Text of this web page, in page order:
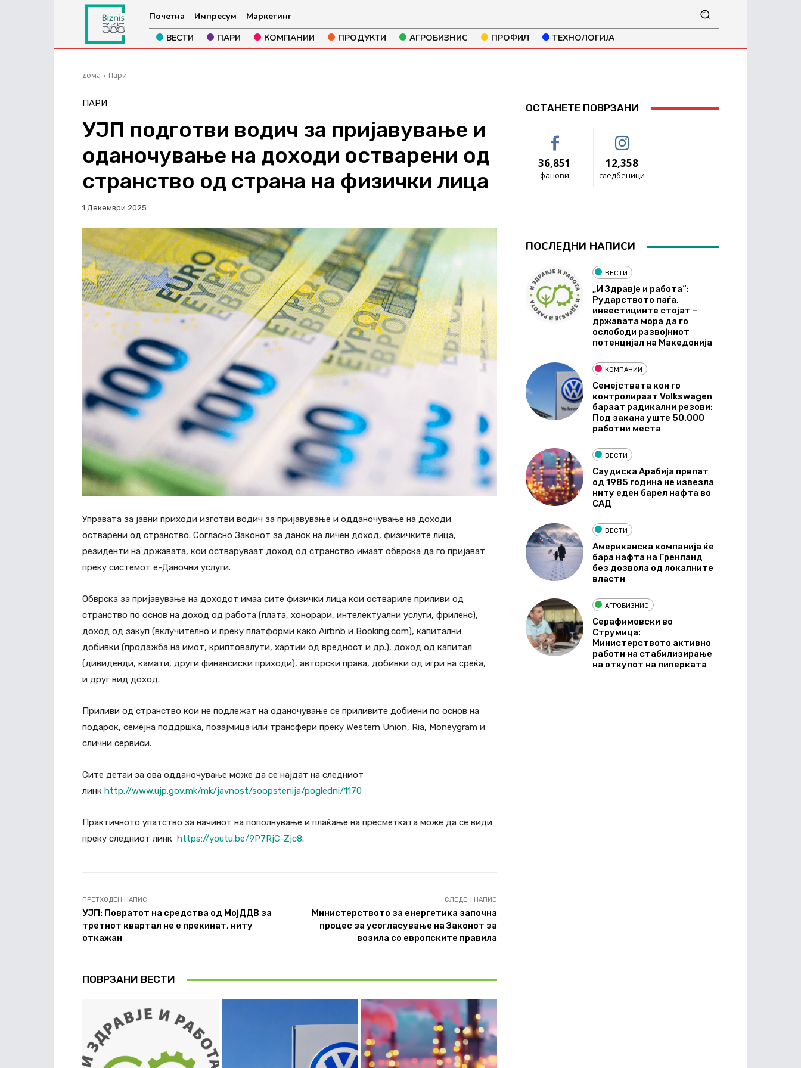
Почетна Импресум
Маркетинг
ВЕСТИ
ПАРИ КОМПАНИИ ПРОДУКТИ АГРОБИЗНИС ПРОФИЛ ТЕХНОЛОГИЈА
дома Пари
ПАРИ
УЈП подготви водич за пријавување и
оданочување на доходи остварени од
странство од страна на физички лица
1 Декември 2025
Управата за јавни приходи изготви водич за пријавување и одданочување на доходи
остварени од странство. Согласно Законот за данок на личен доход, физичките лица,
резиденти на државата, кои остваруваат доход од странство имаат обврска да го пријават
преку системот е-Даночни услуги.
Обврска за пријавување на доходот имаа сите физички лица кои оствариле приливи од
странство по основ на доход од работа (плата, хонорари, интелектуални услуги, фриленс),
доход од закуп (вклучително и преку платформи како Airbnb и Booking.com), капитални
добивки (продажба на имот, криптовалути, хартии од вредност и др.), доход од капитал
(дивиденди, камати, други финансиски приходи), авторски права, добивки од игри на среќа,
и друг вид доход.
Приливи од странство кои не подлежат на оданочување се приливите добиени по основ на
подарок, семејна поддршка, позајмица или трансфери преку Western Union, Ria, Moneygram и
слични сервиси.
Сите детаи за ова одданочување може да се најдат на следниот
линк http://www.ujp.gov.mk/mk/javnost/soopstenija/pogledni/1170
Практичното упатство за начинот на пополнување и плаќање на пресметката може да се види
преку следниот линк https://youtu.be/9P7RjC-Zjc8.
ПРЕТХОДЕН НАПИС
УЈП: Повратот на средства од МојДДВ за
третиот квартал не е прекинат, ниту
откажан
СЛЕДЕН НАПИС
Министерството за енергетика започна
процес за усогласување на Законот за
возила со европските правила
ПОВРЗАНИ ВЕСТИ
ОСТАНЕТЕ ПОВРЗАНИ
36,851
фанови
12,358
следбеници
ПОСЛЕДНИ НАПИСИ
ВЕСТИ
„И Здравје и работа“:
Рударството паѓа,
инвестициите стојат –
државата мора да го
ослободи развојниот
потенцијал на Македонија
КОМПАНИИ
Семејствата кои го
контролираат Volkswagen
бараат радикални резови:
Под закана уште 50.000
работни места
ВЕСТИ
Саудиска Арабија првпат
од 1985 година не извезла
ниту еден барел нафта во
САД
ВЕСТИ
Американска компанија ќе
бара нафта на Гренланд
без дозвола од локалните
власти
АГРОБИЗНИС
Серафимовски во
Струмица:
Министерството активно
работи на стабилизирање
на откупот на пиперката